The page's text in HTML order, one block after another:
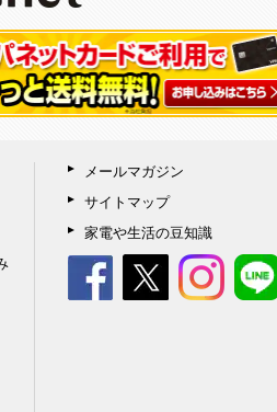
メールマガジン
サイトマップ
家電や生活の豆知識